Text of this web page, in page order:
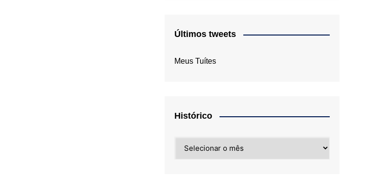
Últimos tweets
Meus Tuítes
Histórico